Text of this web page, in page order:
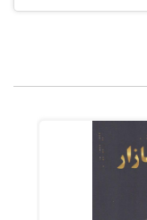
از نو
برنده
را که
شناسایی